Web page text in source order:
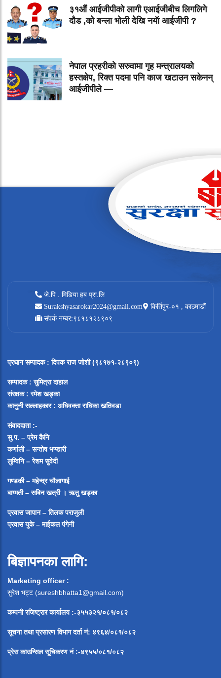
३१औं आईजीपीको लागी एआईजीबीच लिगलिगे
दौड ,को बन्ला भोली देखि नयॅा आईजीपी ?
नेपाल प्रहरीको सरुवामा गृह मन्त्रालयको
हस्तक्षेप, रिक्त पदमा पनि काज खटाउन सकेनन्
आईजीपीले —
जे.पि . मिडिया हब प्रा.लि
Surakshyasarokar2024@gmail.com
किर्तिपुर-०१ , काठमाडौं
संपर्क नम्बर:९८१८१२८९०९
प्रधान सम्पादक: दिपक राज जोशी (९८१७१-२८९०९)
सम्पादक : सुमित्रा दाहाल
संरक्षक : रमेश खड्का
कानुनी सल्लाहकार : अधिवक्ता राधिका खतिवडा
संवाददाता :-
सु.प. – प्रेम कैनि
कर्णाली – सन्तोष भण्डारी
लुम्विनि – रेशम सुवेदी
गण्डकी – महेन्द्र चौलागाई
बाग्मती – सबिन खत्री ।ऋतु खड्का
प्रवास जापान – तिलक पराजुली
प्रवास युके – माईकल पंगेनी
बिज्ञापनका लागि:
Marketing officer :
सुरेश भट्ट (sureshbhatta1@gmail.com)
कम्पनी रजिष्ट्रार कार्यालय :-३५५३२१/०८१/०८२
सूचना तथा प्रसारण विभाग दर्ता नं: ४९६४/०८१/०८२
प्रेस काउन्सिल सूचिकरण नं:-४९५५/०८१/०८२